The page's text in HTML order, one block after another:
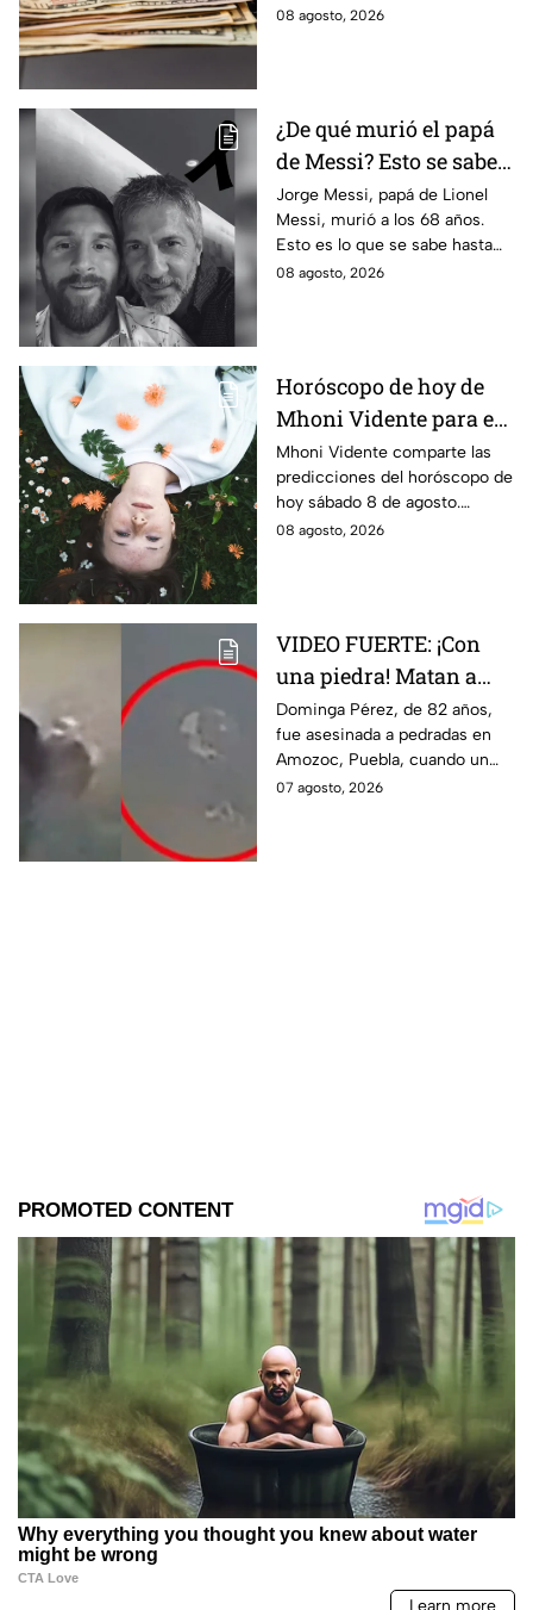
tus cambios, compras y
08 agosto, 2026
¿De qué murió el papá
de Messi? Esto se sabe
sobre el fallecimiento
de Jorge Messi
Jorge Messi, papá de Lionel
Messi, murió a los 68 años.
Esto es lo que se sabe hasta
ahora sobre su fallecimiento
08 agosto, 2026
Horóscopo de hoy de
Mhoni Vidente para el
sábado 8 de agosto
¡Cierre de ciclo!
Mhoni Vidente comparte las
predicciones del horóscopo de
hoy sábado 8 de agosto.
Descubre qué signos vivirán
08 agosto, 2026
VIDEO FUERTE: ¡Con
una piedra! Matan a
vendedora de cemitas
de 82 años mientras iba
a su casa
Dominga Pérez, de 82 años,
fue asesinada a pedradas en
Amozoc, Puebla, cuando un
sujeto le robó los 90 pesos
07 agosto, 2026